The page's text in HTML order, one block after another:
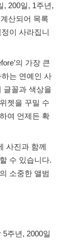
, 200일, 1주년,
산되어 목록
이 사라집니
의 가장 큰
는 연예인 사
글꼴과 색상을
젯을 꾸밀 수
여 언제든 확
사진과 함께
수 있습니다.
소중한 앨범
5주년, 2000일